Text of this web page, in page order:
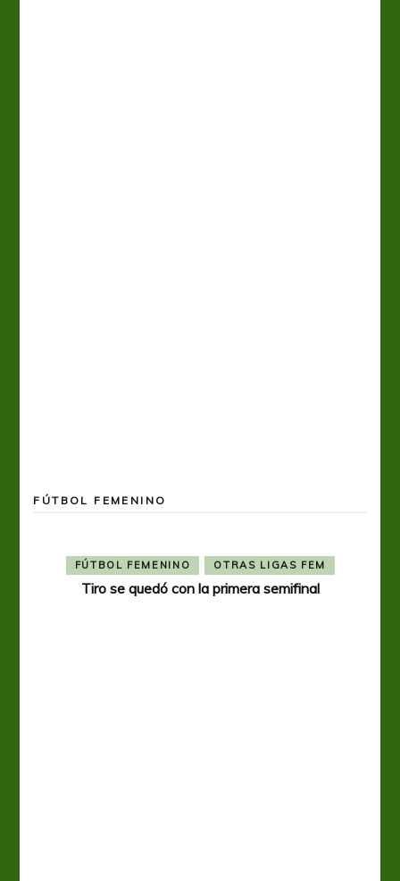
FÚTBOL FEMENINO
FÚTBOL FEMENINO OTRAS LIGAS FEM
Tiro se quedó con la primera semifinal